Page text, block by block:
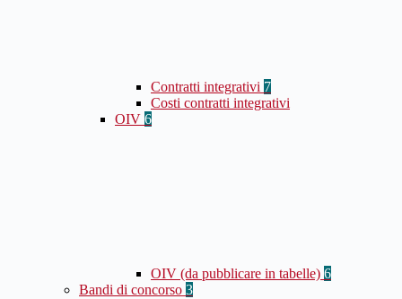
Contratti integrativi 7
Costi contratti integrativi
OIV 6
OIV (da pubblicare in tabelle) 6
Bandi di concorso 3